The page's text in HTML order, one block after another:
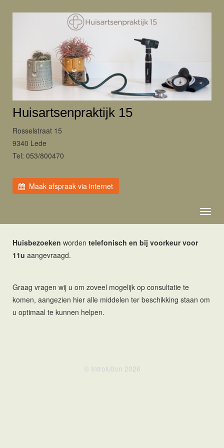
Huisartsenpraktijk 15
Rosselstraat 15
9340 Lede
Tel: 053/800470
Maak afspraak via internet
Huisbezoeken worden telefonisch en bij voorkeur voor
11u aangevraagd.
Graag vragen wij u om zoveel mogelijk op consultatie te
komen, aangezien hier alle middelen ter beschikking staan om
u optimaal te kunnen helpen.
© Introlution 2026